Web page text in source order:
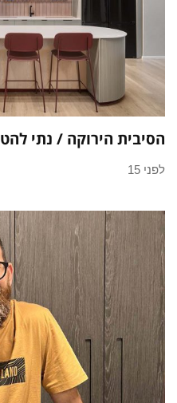
הסיבית הירוקה / נתי להט
לפני 15